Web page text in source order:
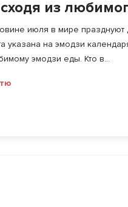
из
июля в мире
указана на эмодзи
эмодзи еды. Кто в...